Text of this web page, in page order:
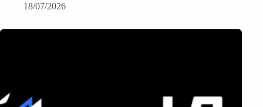
18/07/2026